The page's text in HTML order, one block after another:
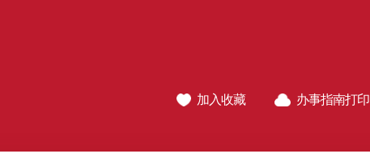
加入收藏 办事指南打印